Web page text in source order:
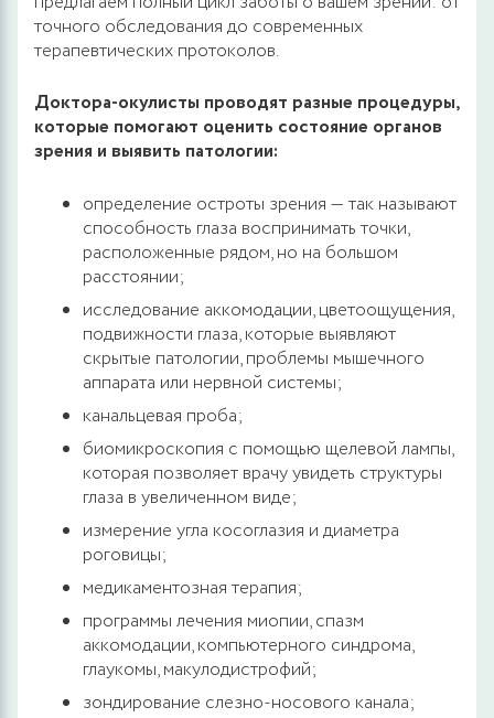
точного обследования до современных
терапевтических протоколов.
Доктора-окулисты проводят разные процедуры,
которые помогают оценить состояние органов
зрения и выявить патологии:
определение остроты зрения — так называют
способность глаза воспринимать точки,
расположенные рядом, но на большом
расстоянии;
исследование аккомодации, цветоощущения,
подвижности глаза, которые выявляют
скрытые патологии, проблемы мышечного
аппарата или нервной системы;
канальцевая проба;
биомикроскопия с помощью щелевой лампы,
которая позволяет врачу увидеть структуры
глаза в увеличенном виде;
измерение угла косоглазия и диаметра
роговицы;
медикаментозная терапия;
программы лечения миопии, спазм
аккомодации, компьютерного синдрома,
глаукомы, макулодистрофий;
зондирование слезно-носового канала;